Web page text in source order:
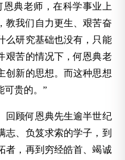
典老师，在科学事业上
教我们自力更生、艰苦奋
么研究基础也没有，只能
艰苦的情况下，何恩典老
创新的思想。而这种思想
可贵的。”
回顾何恩典先生逾半世纪
志、负笈求索的学子，到
者，再到穷经皓首、竭诚